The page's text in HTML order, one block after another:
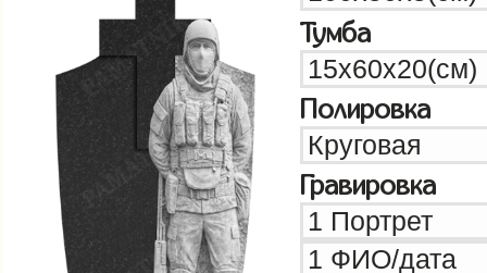
Тумба
Полировка
Гравировка